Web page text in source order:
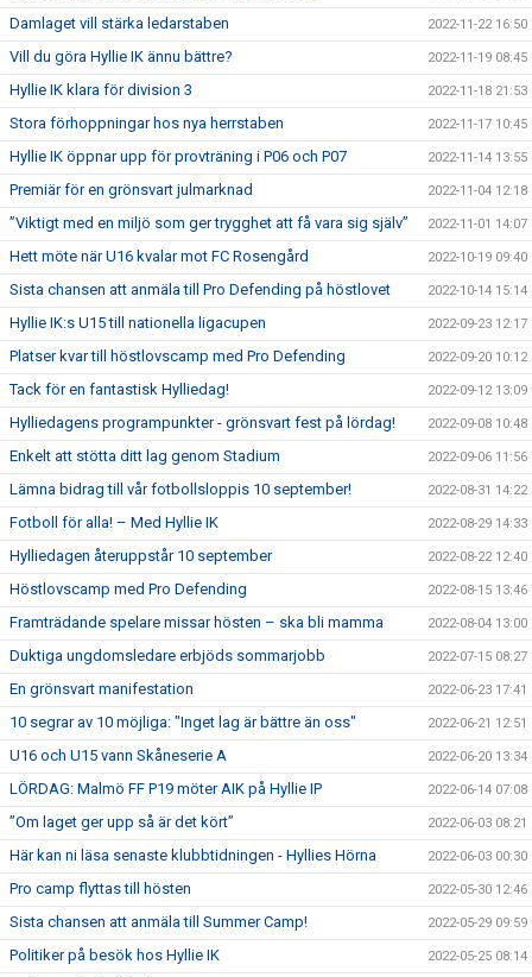
Damlaget vill stärka ledarstaben 2022-11-22 16:50
Vill du göra Hyllie IK ännu bättre? 2022-11-19 08:45
Hyllie IK klara för division 3 2022-11-18 21:53
Stora förhoppningar hos nya herrstaben 2022-11-17 10:45
Hyllie IK öppnar upp för provträning i P06 och P07 2022-11-14 13:55
Premiär för en grönsvart julmarknad 2022-11-04 12:18
”Viktigt med en miljö som ger trygghet att få vara sig själv” 2022-11-01 14:07
Hett möte när U16 kvalar mot FC Rosengård 2022-10-19 09:40
Sista chansen att anmäla till Pro Defending på höstlovet 2022-10-14 15:14
Hyllie IK:s U15 till nationella ligacupen 2022-09-23 12:17
Platser kvar till höstlovscamp med Pro Defending 2022-09-20 10:12
Tack för en fantastisk Hylliedag! 2022-09-12 13:09
Hylliedagens programpunkter - grönsvart fest på lördag! 2022-09-08 10:48
Enkelt att stötta ditt lag genom Stadium 2022-09-06 11:56
Lämna bidrag till vår fotbollsloppis 10 september! 2022-08-31 14:22
Fotboll för alla! – Med Hyllie IK 2022-08-29 14:33
Hylliedagen återuppstår 10 september 2022-08-22 12:40
Höstlovscamp med Pro Defending 2022-08-15 13:46
Framträdande spelare missar hösten – ska bli mamma 2022-08-04 13:00
Duktiga ungdomsledare erbjöds sommarjobb 2022-07-15 08:27
En grönsvart manifestation 2022-06-23 17:41
10 segrar av 10 möjliga: "Inget lag är bättre än oss" 2022-06-21 12:51
U16 och U15 vann Skåneserie A 2022-06-20 13:34
LÖRDAG: Malmö FF P19 möter AIK på Hyllie IP 2022-06-14 07:08
”Om laget ger upp så är det kört” 2022-06-03 08:21
Här kan ni läsa senaste klubbtidningen - Hyllies Hörna 2022-06-03 00:30
Pro camp flyttas till hösten 2022-05-30 12:46
Sista chansen att anmäla till Summer Camp! 2022-05-29 09:59
Politiker på besök hos Hyllie IK 2022-05-25 08:14